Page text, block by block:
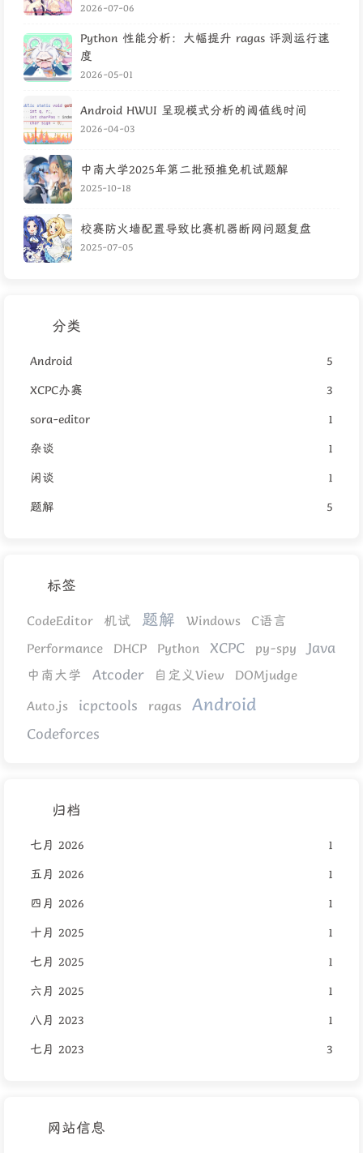
2026-07-06
Python 性能分析：大幅提升 ragas 评测运行速
度
2026-05-01
Android HWUI 呈现模式分析的阈值线时间
2026-04-03
中南大学2025年第二批预推免机试题解
2025-10-18
校赛防火墙配置导致比赛机器断网问题复盘
2025-07-05
分类
Android
5
XCPC办赛
3
sora-editor
1
杂谈
1
闲谈
1
题解
5
标签
CodeEditor 机试 题解 Windows
C语言
Performance
DHCP Python XCPC py-spy Java
中南大学 Atcoder 自定义View
DOMjudge
Auto.js
icpctools ragas Android
Codeforces
归档
七月 2026
1
五月 2026
1
四月 2026
1
十月 2025
1
七月 2025
1
六月 2025
1
八月 2023
1
七月 2023
3
网站信息